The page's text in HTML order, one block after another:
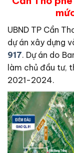
UBND TP Cần
dự án xây dựng
917. Dự án do
làm chủ đầu tư,
2021-2024.